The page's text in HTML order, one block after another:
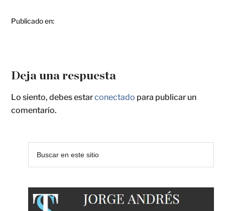
Publicado en:
Deja una respuesta
Lo siento, debes estarconectado para publicar un
comentario.